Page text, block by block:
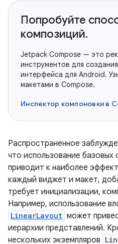
Попробуйте
композиций.
Jetpack Compose — это
инструментов для
интерфейса для Android.
макетами в Compose.
Инспектор компоновки в
Распространенное
что использование базовых
приводит к наиболее
каждый виджет и макет,
требует инициализации,
Например, использование
LinearLayout может
иерархии представлений.
нескольких экземпляров